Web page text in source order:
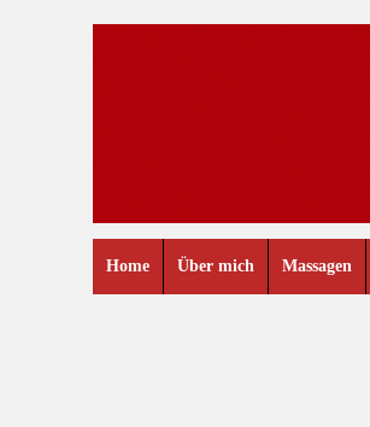
Home Über mich Massagen